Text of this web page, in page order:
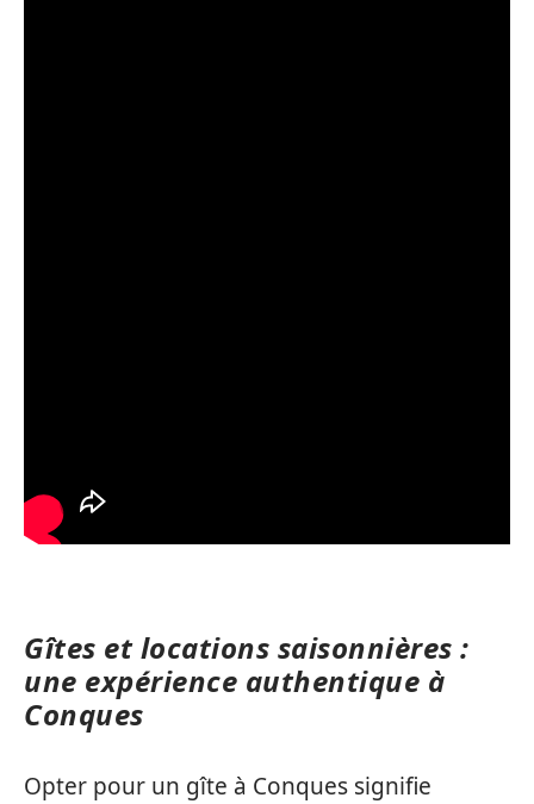
Gîtes et locations saisonnières :
une expérience authentique à
Conques
Opter pour un gîte à Conques signifie